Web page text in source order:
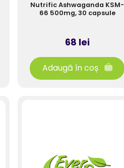
Nutrific Ashwaganda KSM-
66 500mg, 30 capsule
68 lei
Adaugă în coș